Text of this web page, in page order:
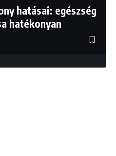
hatásai: egészség
hatékonyan